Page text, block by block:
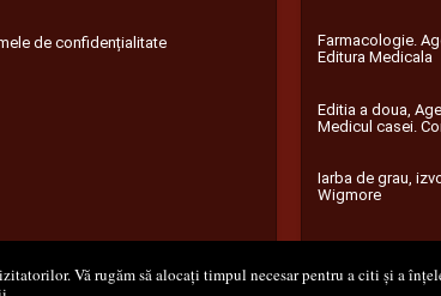
Vă rugăm să alocați timpul necesar pentru a citi și a
de confidențialitate
Farmacologie.
Editura Medicala
Editia a doua,
Medicul casei.
Iarba de grau,
Wigmore